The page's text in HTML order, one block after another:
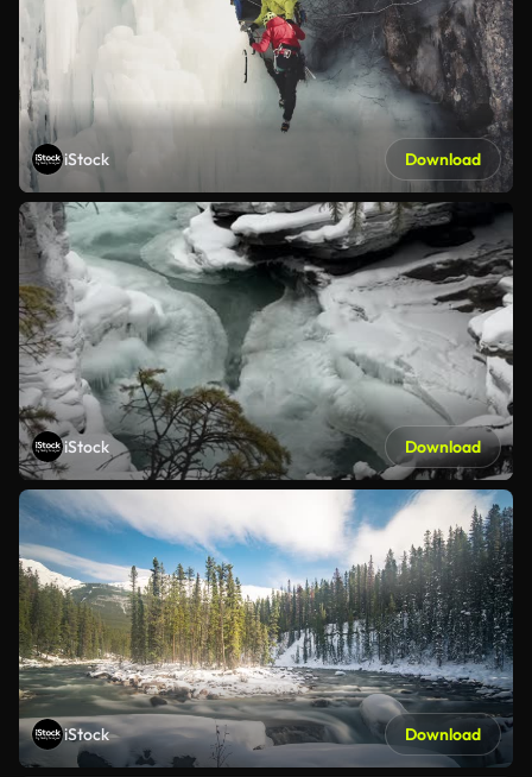
iStock Download
iStock Download
iStock Download